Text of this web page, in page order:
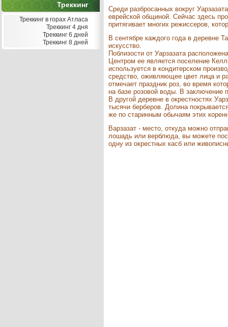
Треккинг
Треккинг в горах Атласа
Треккинг 4 дня
Треккинг 6 дней
Треккинг 8 дней
Среди разбросанных вокруг
еврейской общиной. Сейчас здесь
притягивает многих режиссеров,
В сентябре каждого года в деревне
искусство.
Поблизости от Уарзазата
Центром ее является поселение
используется в кондитерском
средство, оживляющее цвет лица и
отмечает праздник роз, во время
на базе розовой воды. В заключение
В другой деревне в окрестностях
тысячи берберов. Долина
же по старинным обычаям этих
Варзазат - место, откуда можно
лошадь или верблюда, вы можете
одну из окрестных касб или